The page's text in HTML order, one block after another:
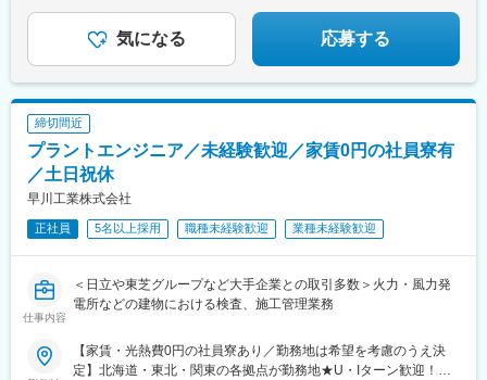
袖ヶ浦工場＞■試用期間中月給28万円■試用期間終了後月給28万
1000円※いずれも月給に固定残業代2万円（月10時間分）＋一律技
能手当5万円＋一律地域手当4万円含む※いずれも固定残業代は残
業の有無に関わらず支給／超過分は別途支給
気になる 応募する
締切間近
プラントエンジニア／未経験歓迎／家賃0円の社員寮有
／土日祝休
早川工業株式会社
正社員 5名以上採用 職種未経験歓迎 業種未経験歓迎
仕事内容
＜日立や東芝グループなど大手企業との取引多数＞火力・風力発
電所などの建物における検査、施工管理業務
【家賃・光熱費0円の社員寮あり／勤務地は希望を考慮のうえ決
定】北海道・東北・関東の各拠点が勤務地★U・Iターン歓迎！★